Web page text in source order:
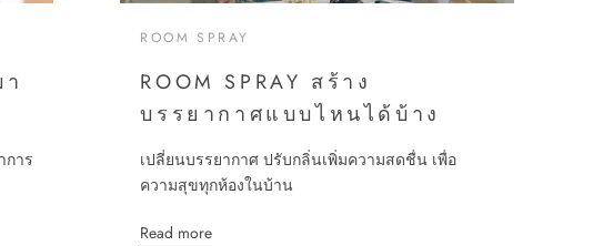
การ
ROOM SPRAY
ROOM SPRAY สร้าง
บรรยากาศแบบไหนได้บ้าง
เปลี่ยนบรรยากาศ ปรับกลิ่นเพิ่มความสดชื่น เพื่อ
ความสุขทุกห้องในบ้าน
Read more